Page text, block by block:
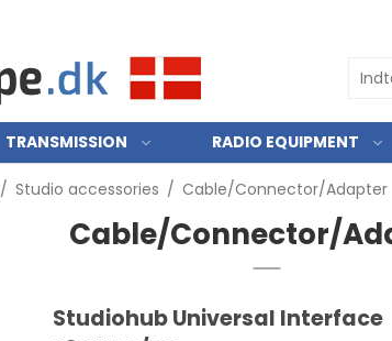
TRANSMISSION RADIO EQUIPMENT
/ Studio accessories / Cable/Connector/Adapter
Cable/Connector/
Studiohub Universal Interface